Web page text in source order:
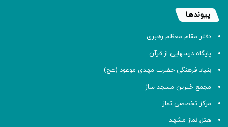
پیوندها
دفتر مقام معظم رهبری
پایگاه درسهایی از قرآن
بنیاد فرهنگی حضرت مهدی موعود (عج)
مجمع خیرین مسجد ساز
مرکز تخصصی نماز
هتل نماز مشهد